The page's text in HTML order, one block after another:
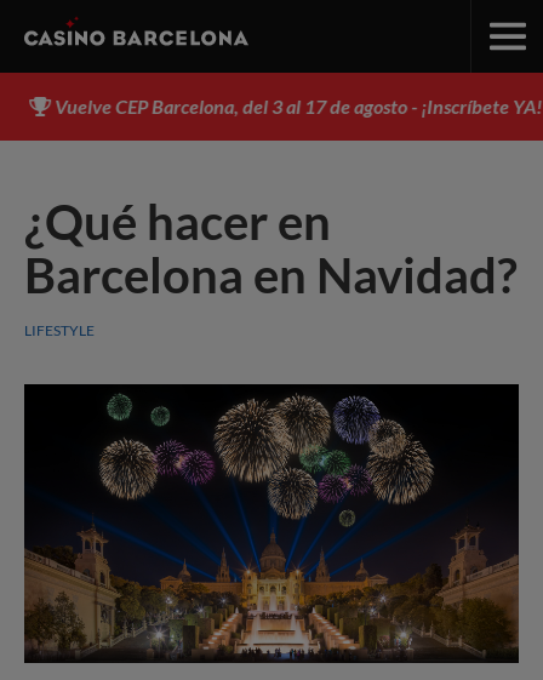
Vuelve CEP Barcelona, del 3 al 17 de agosto - ¡Inscríbete YA!
¿Qué hacer en
Barcelona en Navidad?
LIFESTYLE